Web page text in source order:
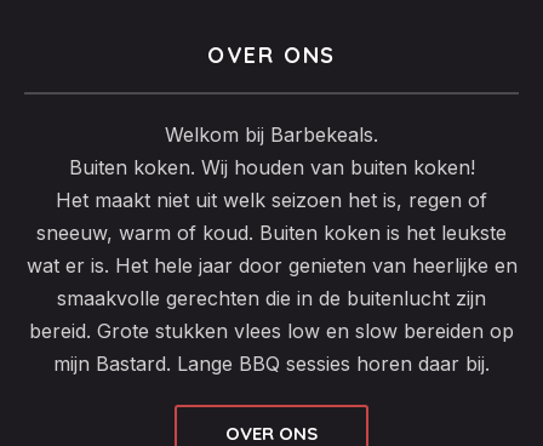
OVER ONS
Welkom bij Barbekeals.
Buiten koken. Wij houden van buiten koken!
Het maakt niet uit welk seizoen het is, regen of
sneeuw, warm of koud. Buiten koken is het leukste
wat er is. Het hele jaar door genieten van heerlijke en
smaakvolle gerechten die in de buitenlucht zijn
bereid. Grote stukken vlees low en slow bereiden op
mijn Bastard. Lange BBQ sessies horen daar bij.
OVER ONS